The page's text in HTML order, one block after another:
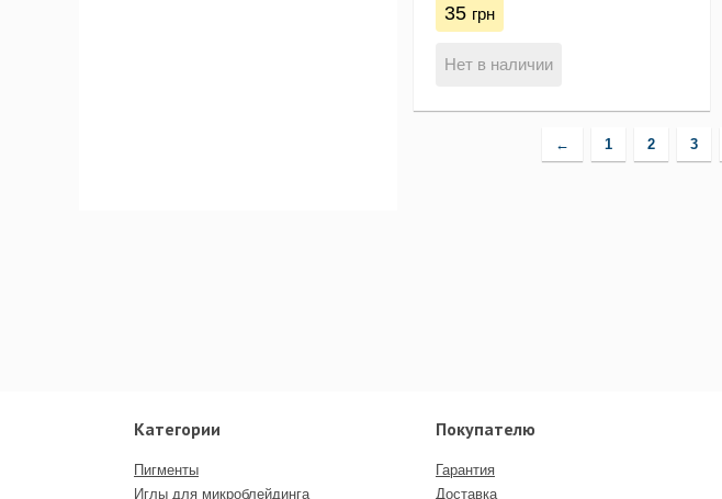
35 грн
Нет в наличии
← 1 2 3
Категории
Пигменты
Иглы для микроблейдинга
Покупателю
Гарантия
Доставка